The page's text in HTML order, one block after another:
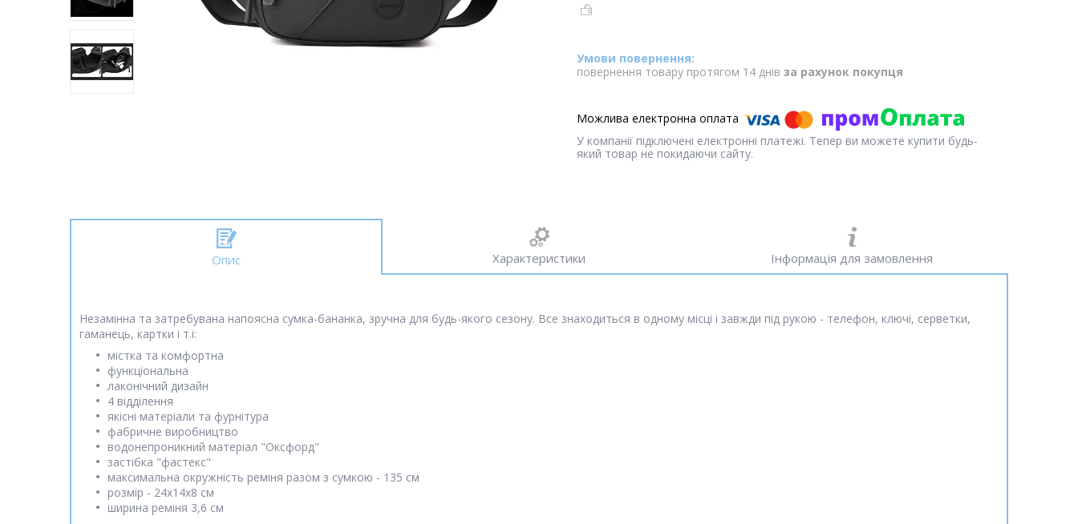
повернення товару протягом 14 днів за рахунок покупця
У компанії підключені електронні платежі. Тепер ви можете купити будь-
який товар не покидаючи сайту.
Опис Характеристики Інформація для замовлення
Незамінна та затребувана напоясна сумка-бананка, зручна для будь-якого сезону. Все знаходиться в одному місці і завжди під рукою - телефон, ключі, серветки,
гаманець, картки і т.і:
містка та комфортна
функціональна
лаконічний дизайн
4 відділення
якісні матеріали та фурнітура
фабричне виробництво
водонепроникний матеріал "Оксфорд"
застібка "фастекс"
максимальна окружність реміня разом з сумкою - 135 см
розмір - 24х14х8 см
ширина реміня 3,6 см